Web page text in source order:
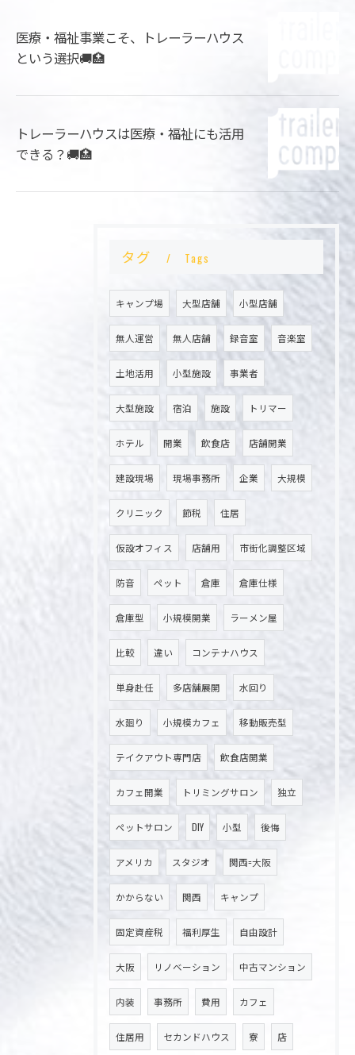
医療・福祉事業こそ、トレーラーハウス
という選択🚚🏥
トレーラーハウスは医療・福祉にも活用
できる？🚚🏥
タグ Tags
キャンプ場 大型店舗 小型店舗
無人運営 無人店舗 録音室 音楽室
土地活用 小型施設 事業者
大型施設 宿泊 施設 トリマー
ホテル 開業 飲食店 店舗開業
建設現場 現場事務所 企業 大規模
クリニック 節税 住居
仮設オフィス 店舗用 市街化調整区域
防音 ペット 倉庫 倉庫仕様
倉庫型 小規模開業 ラーメン屋
比較 違い コンテナハウス
単身赴任 多店舗展開 水回り
水廻り 小規模カフェ 移動販売型
テイクアウト専門店 飲食店開業
カフェ開業 トリミングサロン 独立
ペットサロン DIY 小型 後悔
アメリカ スタジオ 関西=大阪
かからない 関西 キャンプ
固定資産税 福利厚生 自由設計
大阪 リノベーション 中古マンション
内装 事務所 費用 カフェ
住居用 セカンドハウス 寮 店
お問い合わせ・ご相談はこちら